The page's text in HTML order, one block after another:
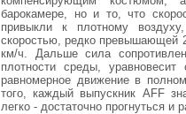
барокамере, но и то, что
привыкли к плотному
скоростью, редко превышающей
км/ч. Дальше сила
плотности среды,
равномерное движение в
того, каждый выпускник AFF
легко - достаточно прогнуться и